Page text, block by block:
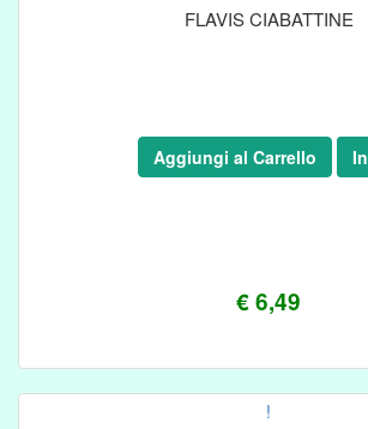
FLAVIS CIABATTINE
€ 6,49
Aggiungi al Carrello
!